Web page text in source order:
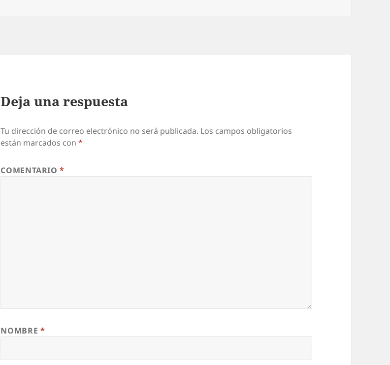
Deja una respuesta
Tu dirección de correo electrónico no será publicada. Los campos obligatorios
están marcados con*
COMENTARIO*
NOMBRE *